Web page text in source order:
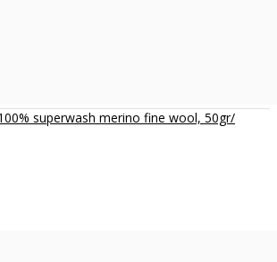
superwash merino fine wool, 50gr/